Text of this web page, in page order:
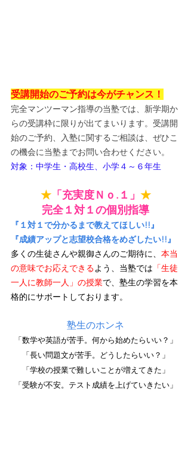
受講開始のご予約は今がチャンス！
完全マンツーマン指導の当塾では、新学期か
らの受講枠に限りが出てまいります。受講開
始のご予約、入塾に関するご相談は、ぜひこ
の機会に当塾までお問い合わせください。
対象：中学生・高校生、小学４～６年生
★「充実度Ｎｏ.１」 ★
完全１対１の個別指導
『１対１で分かるまで教えてほしい!!』
『成績アップと志望校合格をめざしたい!!』
多くの生徒さんや親御さんのご期待に、 本当
の意味でお応えできるよう、当塾では 「生徒
一人に教師一人」の授業で、塾生の学習を本
格的にサポートしております。
塾生のホンネ
「数学や英語が苦手。何から始めたらいい？」
「長い問題文が苦手。どうしたらいい？」
「学校の授業で難しいことが増えてきた」
「受験が不安。テスト成績を上げていきたい」